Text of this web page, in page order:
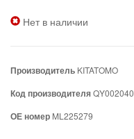
Нет в наличии
Производитель KITATOMO
Код производителяQY002040
ОЕ номер ML225279